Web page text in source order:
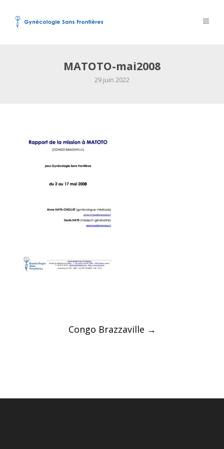
MATOTO-mai2008
29 juin 2022
navigation
Congo Brazzaville →